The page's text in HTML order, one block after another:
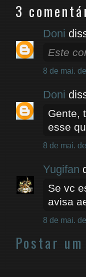
3
Doni
Este
8 de mai.
Doni
Gente,
esse
8 de mai.
Yugifan
Se vc
avisa
8 de mai.
Postar